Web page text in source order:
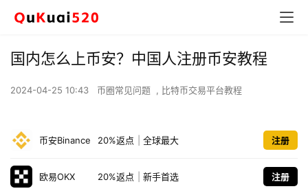
国内怎么上币安？中国人注册币安教程
2024-04-25 10:43 币圈常见问题 , 比特币交易平台教程
币安Binance 20%返点 全球最大 注册
欧易OKX 20%返点 新手首选 注册